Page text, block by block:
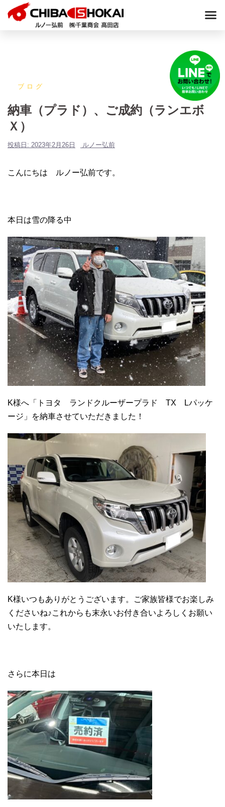
ブログ
納車（プラド）、ご成約（ランエボ
Ｘ）
投稿日: 2023年2月26日 ルノー弘前
こんにちは ルノー弘前です。
本日は雪の降る中
K様へ「トヨタ ランドクルーザープラド TX Lパッケ
ージ」を納車させていただきました！
K様いつもありがとうございます。ご家族皆様でお楽しみ
くださいね♪これからも末永いお付き合いよろしくお願い
いたします。
さらに本日は